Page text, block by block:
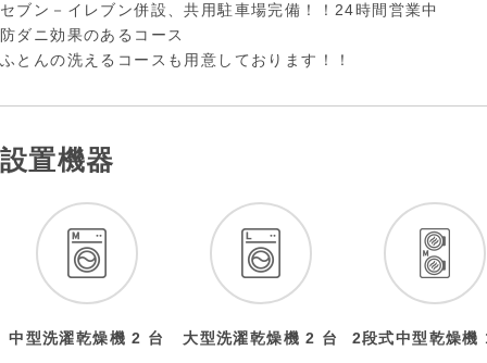
セブン－イレブン併設、共用駐車場完備！！24時間営業中
防ダニ効果のあるコース
ふとんの洗えるコースも用意しております！！
設置機器
中型洗濯乾燥機 2 台 大型洗濯乾燥機 2 台 2段式中型乾燥機